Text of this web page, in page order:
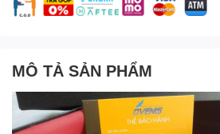
MÔ TẢ SẢN PHẨM